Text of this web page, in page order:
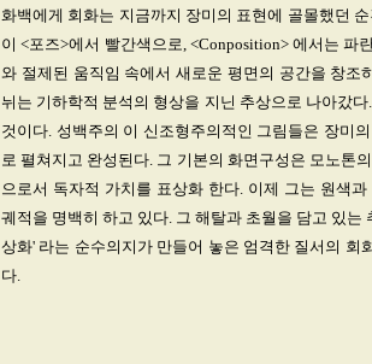
화백에게 회화는 지금까지 장미의 표현에 골몰했던
이 <포즈>에서 빨간색으로, <Conposition> 에서는
와 절제된 움직임 속에서 새로운 평면의 공간을 창
뉘는 기하학적 분석의 형상을 지닌 추상으로 나아갔
것이다. 성백주의 이 신조형주의적인 그림들은 장미
로 펼쳐지고 완성된다. 그 기본의 화면구성은 모노톤
으로서 독자적 가치를 표상화 한다. 이제 그는 원색
궤적을 명백히 하고 있다. 그 해탈과 초월을 담고 있
상화' 라는 순수의지가 만들어 놓은 엄격한 질서의
다.